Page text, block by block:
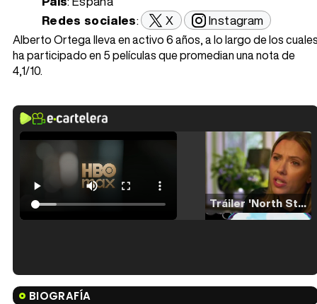
Redes sociales: X Instagram
Alberto Ortega lleva en activo 6 años, a lo largo de los
ha participado en 5 películas que promedian una nota de
4,1/10.
Tráiler 'North Star' (2023)
Tráiler en español de 'La isla olvidada'
BIOGRAFÍA